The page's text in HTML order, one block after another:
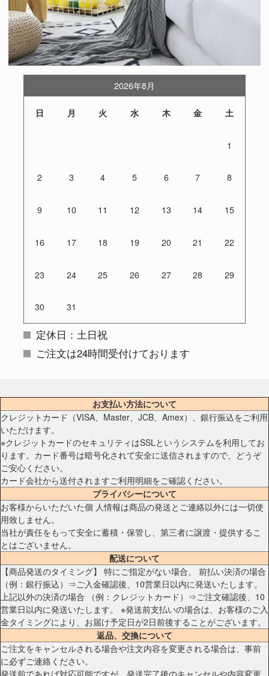
2026年8月
日 月 火 水 木 金 土
1
2 3 4 5 6 7 8
9 10 11 12 13 14 15
16 17 18 19 20 21 22
23 24 25 26 27 28 29
30 31
定休日：土日祝
ご注文は24時間受付けております
お支払い方法について
クレジットカード（VISA、Master、JCB、Amex）、銀行振込をご利用
いただけます。
※クレジットカードのセキュリティはSSLというシステムを利用してお
ります。カード番号は暗号化されて安全に送信されますので、どうぞ
ご安心ください。
カード会社から送付されますご利用明細をご確認ください。
プライバシーについて
お客様からいただいた個 人情報は商品の発送とご連絡以外には一切使
用致しません。
当社が責任をもって安全に蓄積・保管し、第三者に譲渡・提供するこ
とはございません。
配送について
【商品発送のタイミング】 特にご指定がない場合、 前払い決済の場合
（例：銀行振込）⇒ご入金確認後、10営業日以内に発送いたします。
上記以外の決済の場合 （例：クレジットカード）⇒ご注文確認後、10
営業日以内に発送いたします。 ※発送前支払いの場合は、お客様のご入
金タイミングにより、お届け予定日が2日前後することがございます。
返品、交換について
ご注文をキャンセルされる場合や注文内容を変更される場合は、事前
に必ずご連絡ください。
発送前であれば対応可能ですが、発送完了後のキャンセルや内容変更